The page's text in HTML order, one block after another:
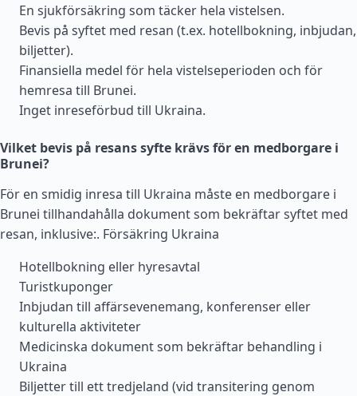
En sjukförsäkring som täcker hela vistelsen.
Bevis på syftet med resan (t.ex. hotellbokning, inbjudan,
biljetter).
Finansiella medel för hela vistelseperioden och för
hemresa till Brunei.
Inget inreseförbud till Ukraina.
Vilket bevis på resans syfte krävs för en medborgare i
Brunei?
För en smidig inresa till Ukraina måste en medborgare i
Brunei tillhandahålla dokument som bekräftar syftet med
resan, inklusive:. Försäkring Ukraina
Hotellbokning eller hyresavtal
Turistkuponger
Inbjudan till affärsevenemang, konferenser eller
kulturella aktiviteter
Medicinska dokument som bekräftar behandling i
Ukraina
Biljetter till ett tredjeland (vid transitering genom